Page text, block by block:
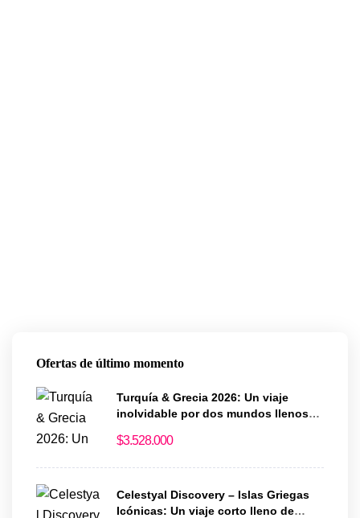
Ofertas de último momento
Turquía & Grecia 2026: Un viaje
inolvidable por dos mundos llenos
$3.528.000
Celestyal Discovery – Islas Griegas
Icónicas: Un viaje corto lleno de